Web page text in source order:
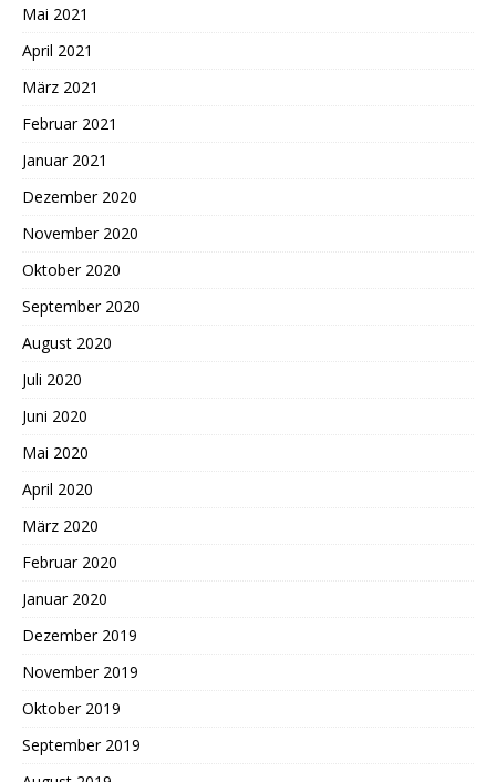
Mai 2021
April 2021
März 2021
Februar 2021
Januar 2021
Dezember 2020
November 2020
Oktober 2020
September 2020
August 2020
Juli 2020
Juni 2020
Mai 2020
April 2020
März 2020
Februar 2020
Januar 2020
Dezember 2019
November 2019
Oktober 2019
September 2019